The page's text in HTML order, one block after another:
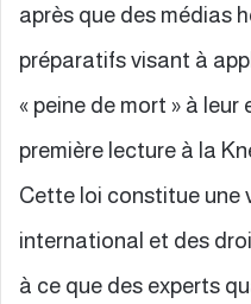
après que des médias
préparatifs visant à
« peine de mort » à
première lecture à la
Cette loi constitue
international et des
à ce que des experts